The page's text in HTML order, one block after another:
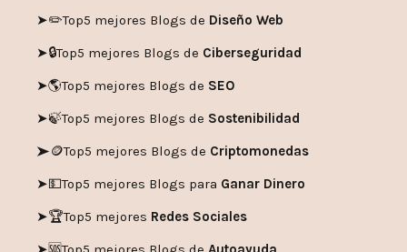
➤✏️Top5 mejores Blogs de Diseño Web
➤🔒Top5 mejores Blogs de Ciberseguridad
➤🌎Top5 mejores Blogs de SEO
➤🍃Top5 mejores Blogs de Sostenibilidad
➤🪙Top5 mejores Blogs de Criptomonedas
➤💵Top5 mejores Blogs para Ganar Dinero
➤🏆Top5 mejores Redes Sociales